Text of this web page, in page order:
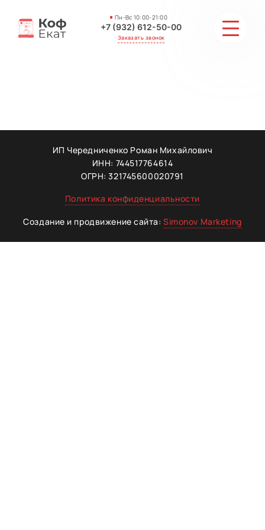
Пн-Вс 10:00-21:00
+7 (932) 612-50-00
Заказать звонок
ГАЛЕРЕЯ
МАСТЕРА
ИП Чередниченко Роман Михайлович
ИНН: 744517764614
ОГРН: 321745600020791
Политика конфиденциальности
Создание и продвижение сайта:Simonov Marketing